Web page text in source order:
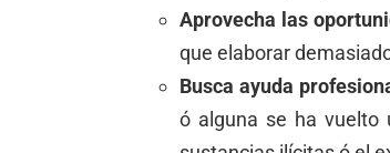
Aprovecha las
que elaborar
Busca ayuda
ó alguna se ha vuelto